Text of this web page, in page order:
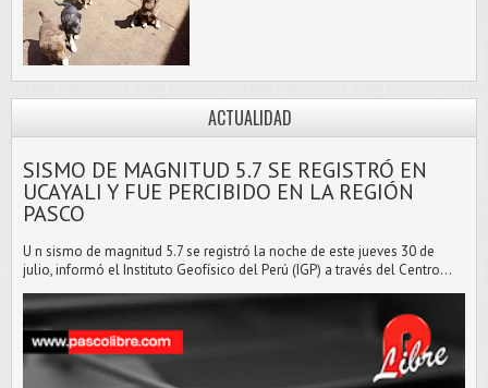
ACTUALIDAD
SISMO DE MAGNITUD 5.7 SE REGISTRÓ EN
UCAYALI Y FUE PERCIBIDO EN LA REGIÓN
PASCO
U n sismo de magnitud 5.7 se registró la noche de este jueves 30 de
julio, informó el Instituto Geofísico del Perú (IGP) a través del Centro...